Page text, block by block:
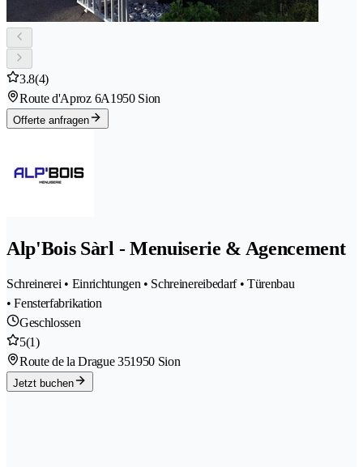
3.8(4)
Route d'Aproz 6A1950 Sion
Offerte anfragen
Alp'Bois Sàrl - Menuiserie & Agencement
Schreinerei • Einrichtungen • Schreinereibedarf • Türenbau
• Fensterfabrikation
Geschlossen
5(1)
Route de la Drague 351950 Sion
Jetzt buchen